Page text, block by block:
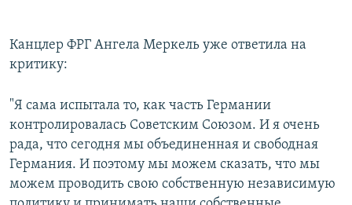
Канцлер ФРГ Ангела Меркель уже ответила на
критику:
"Я сама испытала то, как часть Германии
контролировалась Советским Союзом. И я очень
рада, что сегодня мы объединенная и свободная
Германия. И поэтому мы можем сказать, что мы
можем проводить свою собственную независимую